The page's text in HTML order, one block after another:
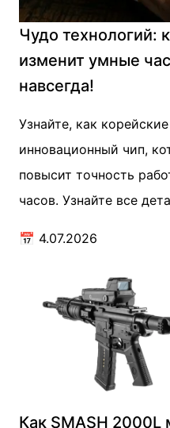
Чудо технологий:
изменит умные
навсегда!
Узнайте, как
инновационный чип,
повысит точность
часов. Узнайте все
📅 4.07.2026
Как SMASH 2000L